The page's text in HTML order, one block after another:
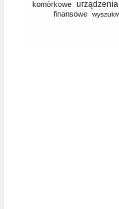
komórkowe
finansowe